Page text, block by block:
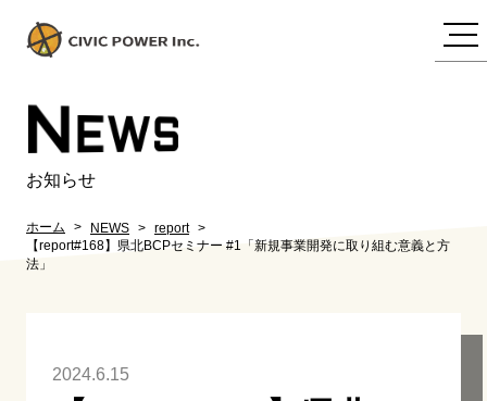
NEWS
お知らせ
ホーム NEWS
report
【report#168】県北BCPセミナー #1「新規事業開発に取り組む意義と方
法」
2024.6.15